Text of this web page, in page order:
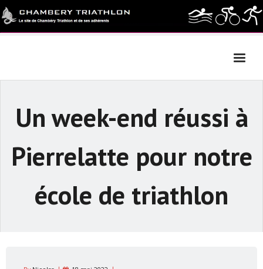
Skip
to
Un week-end réussi à
Pierrelatte pour notre
école de triathlon